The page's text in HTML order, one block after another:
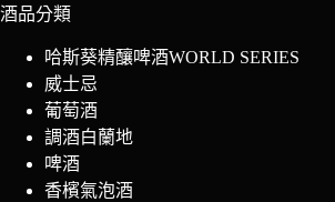
酒品分類
哈斯葵精釀啤酒WORLD SERIES
威士忌
葡萄酒
調酒白蘭地
啤酒
香檳氣泡酒